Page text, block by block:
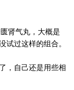
肾气丸，大概是
过这样的组合。
，自己还是用些相